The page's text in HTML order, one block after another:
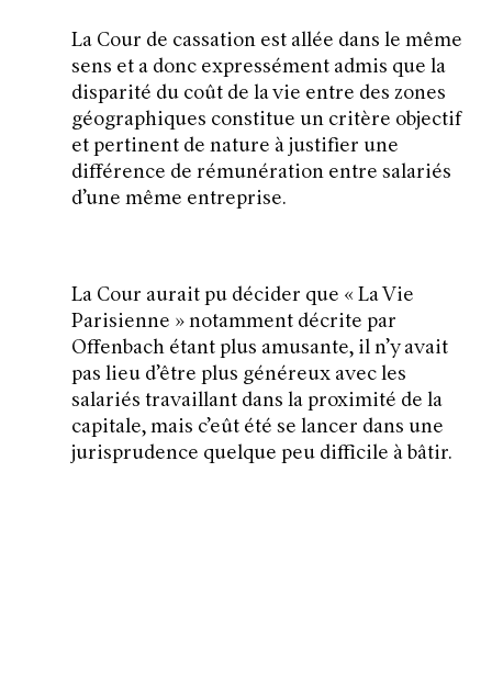
La Cour de cassation est allée dans le même
sens et a donc expressément admis que la
disparité du coût de la vie entre des zones
géographiques constitue un critère objectif
et pertinent de nature à justifier une
différence de rémunération entre salariés
d’une même entreprise.
La Cour aurait pu décider que «La Vie
Parisienne » notamment décrite par
Offenbach étant plus amusante, il n’y avait
pas lieu d’être plus généreux avec les
salariés travaillant dans la proximité de la
capitale, mais c’eût été se lancer dans une
jurisprudence quelque peu difficile à bâtir.